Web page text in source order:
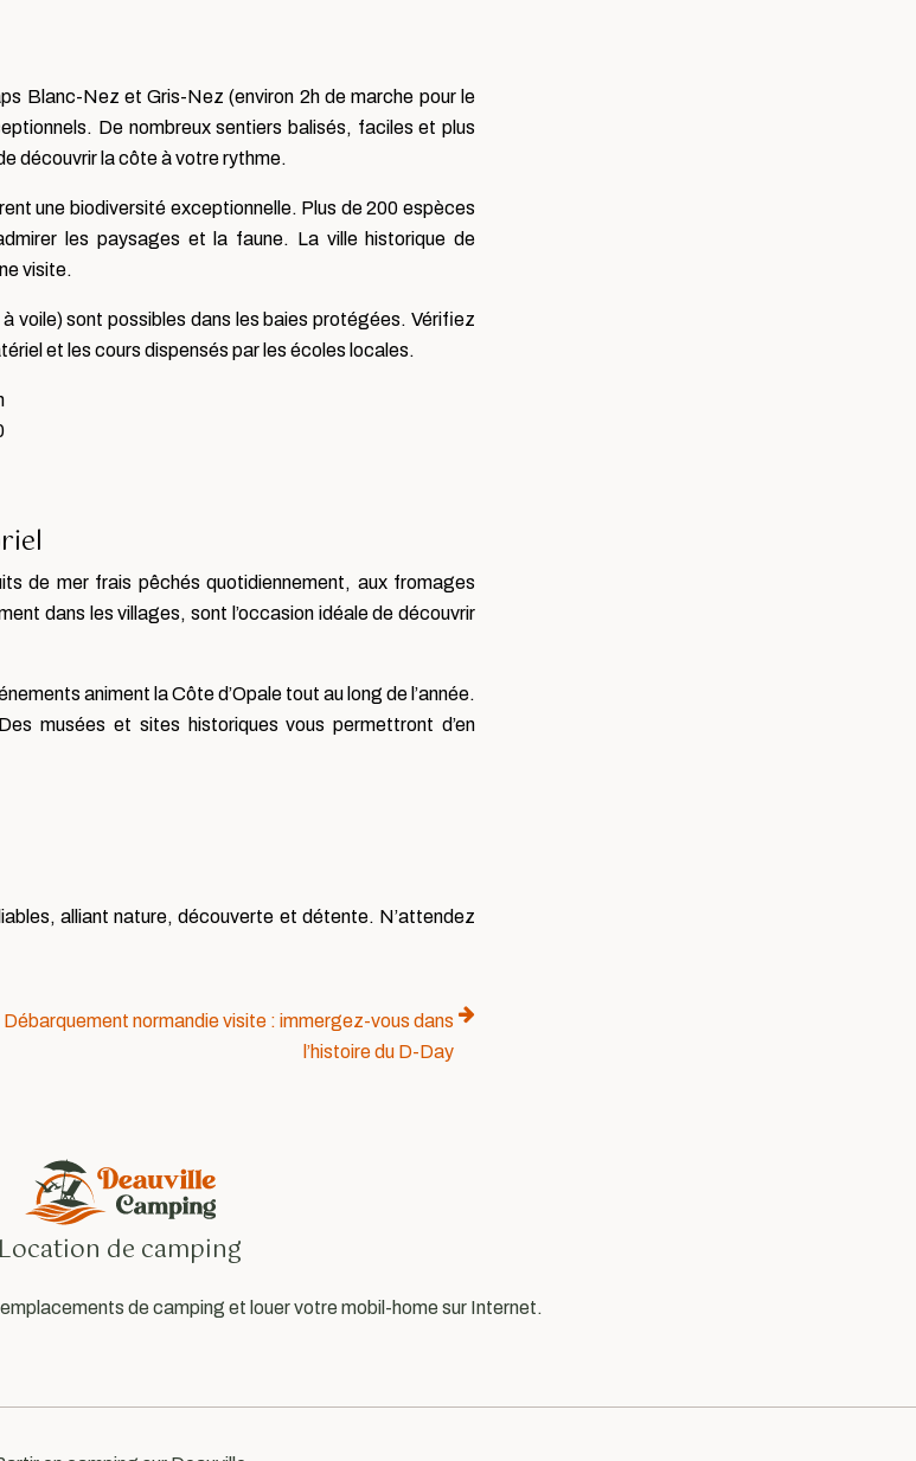
Blanc-Nez et Gris-Nez (environ 2h de marche pour le
De nombreux sentiers balisés, faciles et plus
découvrir la côte à votre rythme.
une biodiversité exceptionnelle. Plus de 200 espèces
les paysages et la faune. La ville historique de
visite.
voile) sont possibles dans les baies protégées. Vérifiez
et les cours dispensés par les écoles locales.
de mer frais pêchés quotidiennement, aux fromages
dans les villages, sont l’occasion idéale de découvrir
animent la Côte d’Opale tout au long de l’année.
musées et sites historiques vous permettront d’en
alliant nature, découverte et détente. N’attendez
Débarquement normandie visite : immergez-vous dans
l’histoire du D-Day
Location de camping
de camping et louer votre mobil-home sur Internet.